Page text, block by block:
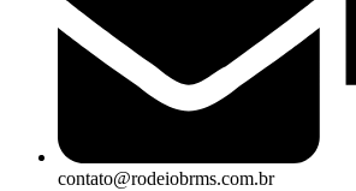
contato@rodeiobrms.com.br